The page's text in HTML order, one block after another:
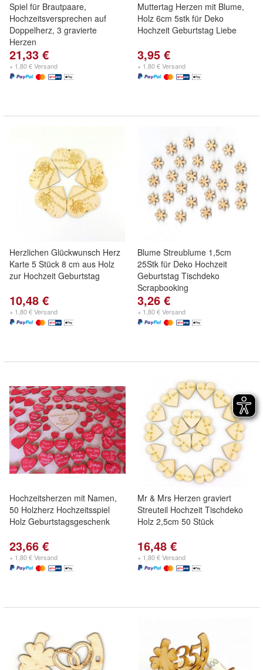
Spiel für Brautpaare,
Hochzeitsversprechen auf
Doppelherz, 3 gravierte
Herzen
21,33 €
+ 1,80 € Versand
Muttertag Herzen mit Blume,
Holz 6cm 5stk für Deko
Hochzeit Geburtstag Liebe
3,95 €
+ 1,80 € Versand
Herzlichen Glückwunsch Herz
Karte 5 Stück 8 cm aus Holz
zur Hochzeit Geburtstag
10,48 €
+ 1,80 € Versand
Blume Streublume 1,5cm
25Stk für Deko Hochzeit
Geburtstag Tischdeko
Scrapbooking
3,26 €
+ 1,80 € Versand
Hochzeitsherzen mit Namen,
50 Holzherz Hochzeitsspiel
Holz Geburtstagsgeschenk
23,66 €
+ 1,80 € Versand
Mr & Mrs Herzen graviert
Streuteil Hochzeit Tischdeko
Holz 2,5cm 50 Stück
16,48 €
+ 1,80 € Versand